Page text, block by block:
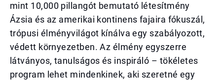
mint 10,000 pillangót bemutató létesítmény
Ázsia és az amerikai kontinens fajaira fókuszál,
trópusi élményvilágot kínálva egy szabályozott,
védett környezetben. Az élmény egyszerre
látványos, tanulságos és inspiráló – tökéletes
program lehet mindenkinek, aki szeretné egy